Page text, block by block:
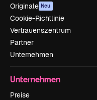
Originale Neu
Cookie-Richtlinie
Vertrauenszentrum
Partner
Unternehmen
Unternehmen
Preise